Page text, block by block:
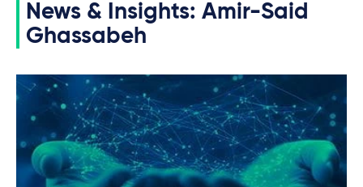
News & Insights: Amir-Said
Ghassabeh